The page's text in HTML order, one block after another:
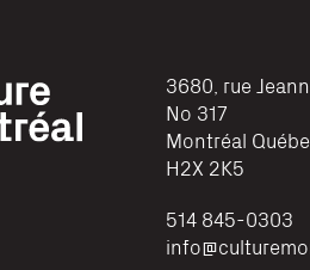
3680, rue
No 317
Montréal
H2X 2K5
514 845-0303